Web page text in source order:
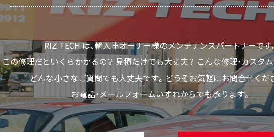
RIZ TECH は、輸入車オーナー様のメンテナンスパートナーです
この修理だといくらかかるの？ 見積だけでも大丈夫？ こんな修理・カスタ
どんな小さなご質問でも大丈夫です。どうぞお気軽にお問合せくだ
お電話・メールフォームいずれからでも承ります。